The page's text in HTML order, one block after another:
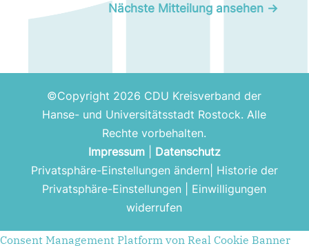
Nächste Mitteilung ansehen →
©Copyright 2026 CDU Kreisverband der
Hanse- und Universitätsstadt Rostock. Alle
Rechte vorbehalten.
Impressum| Datenschutz
Privatsphäre-Einstellungen ändern| Historie der
Privatsphäre-Einstellungen
Einwilligungen
widerrufen
Consent Management Platform von Real Cookie Banner